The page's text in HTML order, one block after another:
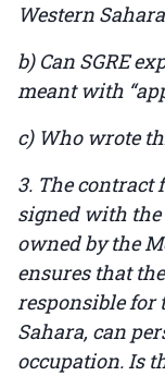
Western
b) Can SGRE
meant with
c) Who wrote
3. The
signed with
owned by the
ensures that
responsible for
Sahara, can
occupation. Is